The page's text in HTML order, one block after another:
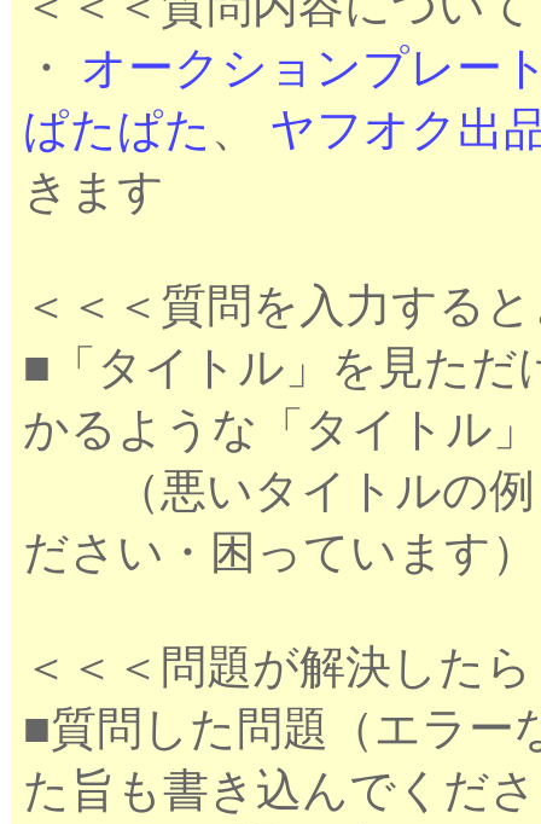
・ オークションプレー
ぱたぱた 、 ヤフオク出
きます
＜＜＜質問を入力する
■「タイトル」を見ただ
かるような「タイトル
（悪いタイトルの例
ださい・困っています）
＜＜＜問題が解決した
■質問した問題（エラー
た旨も書き込んでくだ